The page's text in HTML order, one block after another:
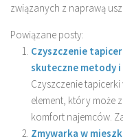
związanych z naprawą
Powiązane posty:
Czyszczenie
skuteczne metody i
Czyszczenie
element, który może
komfort najemców.
Zmywarka w